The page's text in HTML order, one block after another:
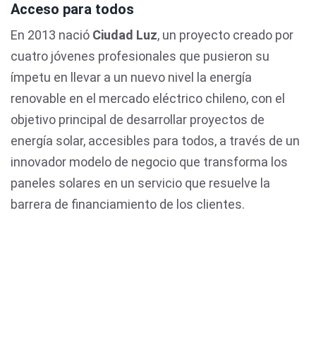
Acceso para todos
En 2013 nació Ciudad Luz, un proyecto creado por
cuatro jóvenes profesionales que pusieron su
ímpetu en llevar a un nuevo nivel la energía
renovable en el mercado eléctrico chileno, con el
objetivo principal de desarrollar proyectos de
energía solar, accesibles para todos, a través de un
innovador modelo de negocio que transforma los
paneles solares en un servicio que resuelve la
barrera de financiamiento de los clientes.